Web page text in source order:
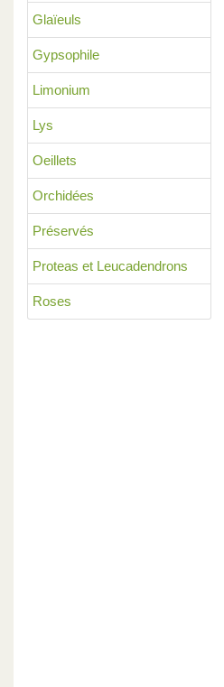
Glaïeuls
Gypsophile
Limonium
Lys
Oeillets
Orchidées
Préservés
Proteas et Leucadendrons
Roses